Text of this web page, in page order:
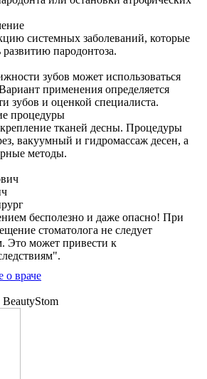
системных заболеваний, которые
развитию пародонтоза.
зубов может использоваться
применения определяется
зубов и оценкой специалиста.
процедуры
тканей десны. Процедуры
вакуумный и гидромассаж десен, а
методы.
бесполезно и даже опасно! При
стоматолога не следует
Это может привести к
о враче